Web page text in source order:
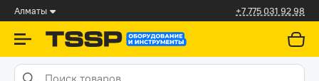
Алматы +7 775 031 92 98